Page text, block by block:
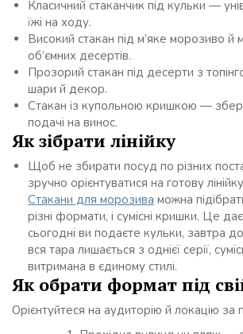
Класичний стаканчик під кульки —
їжі на ходу.
Високий стакан під м’яке морозиво
об’ємних десертів.
Прозорий стакан під десерти з
шари й декор.
Стакан із купольною кришкою —
подачі на винос.
Як зібрати лінійку
Щоб не збирати посуд по різних
зручно орієнтуватися на готову
Стакани для морозива можна
різні формати, і сумісні кришки. Це дає
сьогодні ви подаєте кульки, завтра
вся тара лишається з однієї серії,
витримана в єдиному стилі.
Як обрати формат під
Орієнтуйтеся на аудиторію й локацію за